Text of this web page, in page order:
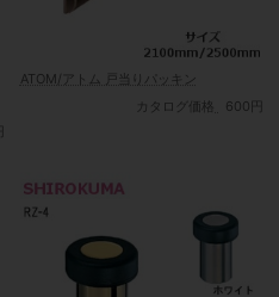
ATOM/アトム 戸当りパッキン
カタログ価格
600円